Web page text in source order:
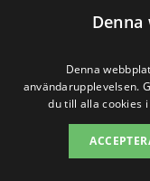
följa, vilket
Denna
användarupplevelsen.
du till alla cookies